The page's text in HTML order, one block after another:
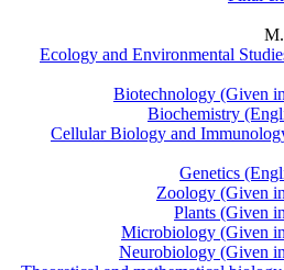
Ecology and Environmental
Biotechnology (Given
Biochemistry
Cellular Biology and
Genetics
Zoology (Given
Plants (Given
Microbiology (Given
Neurobiology (Given